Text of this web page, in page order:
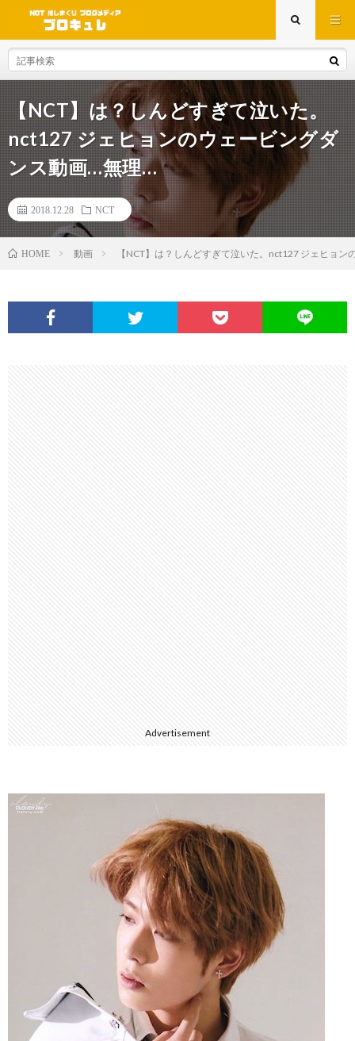
【NCT】は？しんどすぎて泣いた。
nct127 ジェヒョンのウェービングダ
ンス動画…無理…
2018.12.28 NCT
HOME 動画 【NCT】は？しんどすぎて泣いた。nct127 ジェヒョン
Advertisement